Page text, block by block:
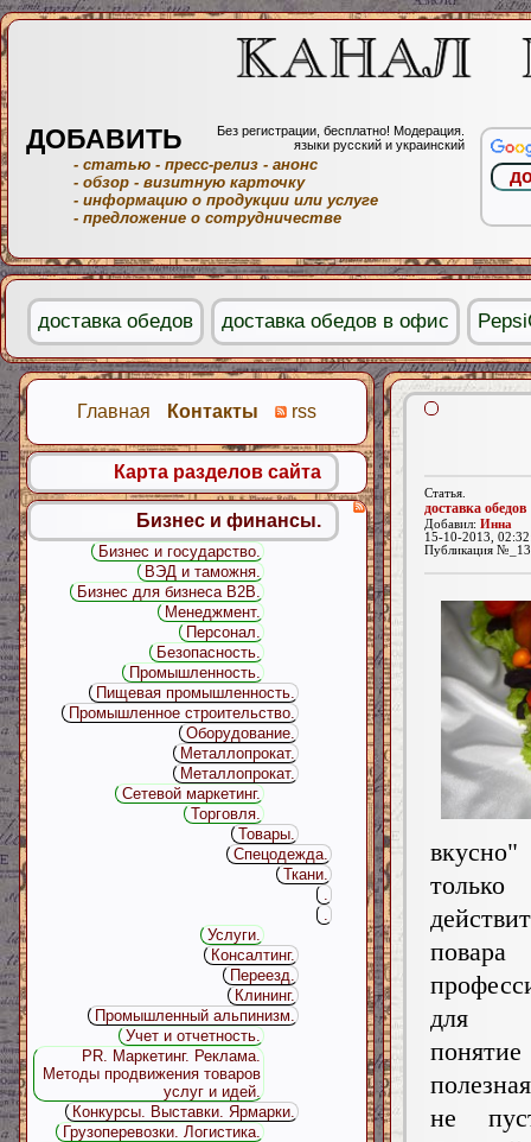
Статья.
доставка обедов
Добавил: Инна
15-10-2013,
Публикация
только
повара
для
понятие
не
Главная Контакты rss
Карта разделов сайта
Бизнес и финансы.
Бизнес и государство.
ВЭД и таможня.
Бизнес для бизнеса B2B.
Менеджмент.
Персонал.
Безопасность.
Промышленность.
Пищевая промышленность.
Промышленное строительство.
Оборудование.
Металлопрокат.
Металлопрокат.
Сетевой маркетинг.
Торговля.
Товары.
Спецодежда.
Ткани.
.
.
Услуги.
Консалтинг.
Переезд.
Клининг.
Промышленный альпинизм.
Учет и отчетность.
PR. Маркетинг. Реклама.
Методы продвижения товаров
услуг и идей.
Конкурсы. Выставки. Ярмарки.
Грузоперевозки. Логистика.
ДОБАВИТЬ
Без регистрации, бесплатно! Модерация.
языки русский и украинский
- статью - пресс-релиз - анонс
- обзор - визитную карточку
- информацию о продукции или услуге
- предложение о сотрудничестве
доставка обедов доставка обедов в офис